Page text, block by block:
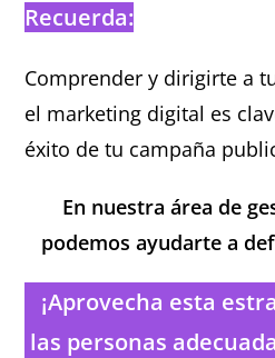
Recuerda:
Comprender y dirigirte a
el marketing digital es
éxito de tu campaña
En nuestra área de
podemos ayudarte a
¡Aprovecha esta
las personas